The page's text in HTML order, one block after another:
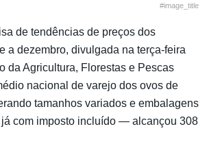
#image_title
de tendências de preços dos
a dezembro, divulgada na terça-feira
da Agricultura, Florestas e Pescas
nacional de varejo dos ovos de
tamanhos variados e embalagens
com imposto incluído — alcançou 308